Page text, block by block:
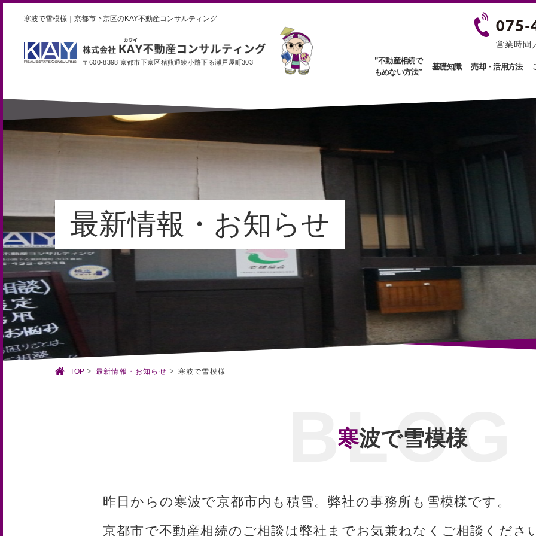
寒波で雪模様｜京都市下京区のKAY不動産コンサルティング
〒600-8398 京都市下京区猪熊通綾小路下る瀬戸屋町303
075-
営業時間
”不動産相続で
もめない方法”
基礎知識 売却・活用方法
最新情報・お知らせ
TOP 最新情報・お知らせ 寒波で雪模様
寒波で雪模様
昨日からの寒波で京都市内も積雪。弊社の事務所も雪模様です。
京都市で不動産相続のご相談は弊社までお気兼ねなくご相談くださ